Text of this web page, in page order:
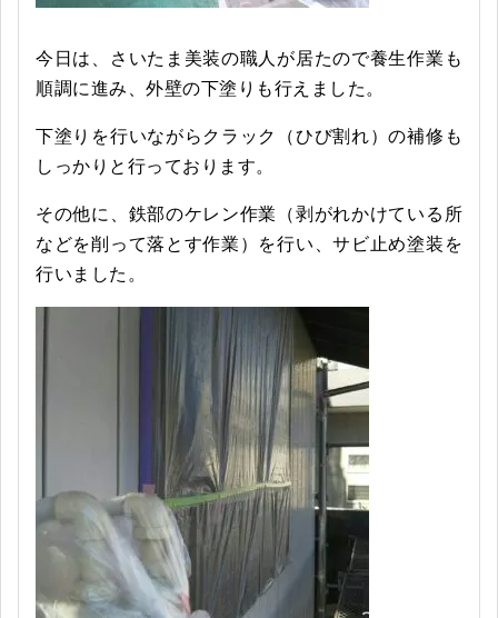
今日は、さいたま美装の職人が居たので養生作業も
順調に進み、外壁の下塗りも行えました。
下塗りを行いながらクラック（ひび割れ）の補修も
しっかりと行っております。
その他に、鉄部のケレン作業（剥がれかけている所
などを削って落とす作業）を行い、サビ止め塗装を
行いました。